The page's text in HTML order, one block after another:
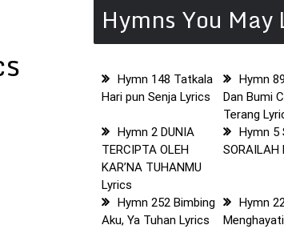
Hymns You May
Hymn 148 Tatkala
Hari pun Senja Lyrics
Hymn
Dan Bumi
Terang
Hymn 2 DUNIA
TERCIPTA OLEH
KAR’NA TUHANMU
Lyrics
Hymn 5
SORAILAH
Hymn 252 Bimbing
Aku, Ya Tuhan Lyrics
Hymn